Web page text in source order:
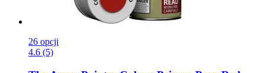
26 opcji
4.6 (5)